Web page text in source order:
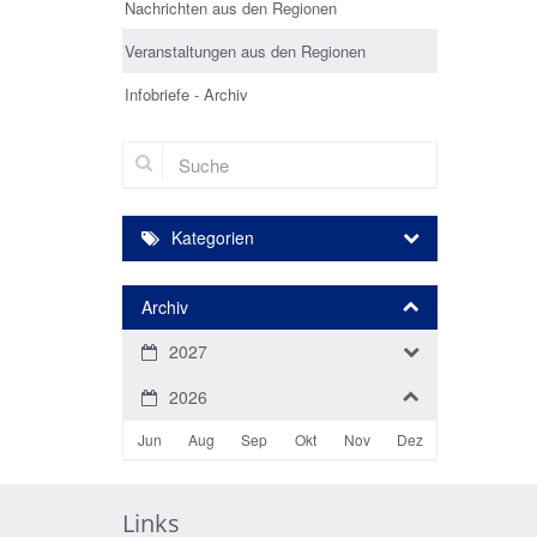
Nachrichten aus den Regionen
Veranstaltungen aus den Regionen
Infobriefe - Archiv
Suche
Kategorien
Archiv
2027
2026
Jun Aug Sep Okt Nov Dez
Links